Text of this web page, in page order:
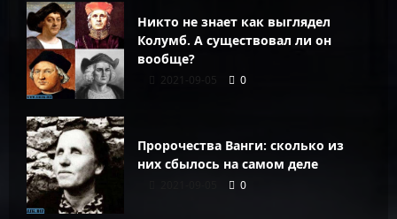
Никто не знает как выглядел
Колумб. А существовал ли он
вообще?
2021-09-05 0
Пророчества Ванги: сколько из
них сбылось на самом деле
0